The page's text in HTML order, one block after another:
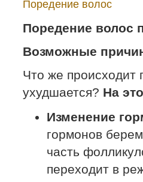
Поредение волос
Поредение волос
Возможные
Что же происходит
ухудшается? На
Изменение
гормонов
часть
переходит в